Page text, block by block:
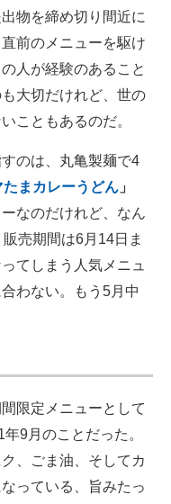
物を締め切り間近に
前のメニューを駆け
人が経験のあること
大切だけれど、世の
こともあるのだ。
のは、丸亀製麺で4
たまカレーうどん 」
なのだけれど、なん
売期間は6月14日ま
てしまう人気メニュ
わない。もう5月中
限定メニューとして
9月のことだった。
、ごま油、そしてカ
っている、旨みたっ